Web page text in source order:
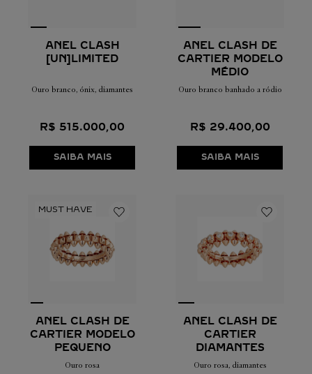
ANEL CLASH
[UN]LIMITED
Ouro branco, ónix, diamantes
R$ 515.000,00
SAIBA MAIS
ANEL CLASH DE
CARTIER MODELO
MÉDIO
Ouro branco banhado a ródio
R$ 29.400,00
SAIBA MAIS
ANEL CLASH DE
CARTIER MODELO
PEQUENO
Ouro rosa
ANEL CLASH DE
CARTIER
DIAMANTES
Ouro rosa, diamantes